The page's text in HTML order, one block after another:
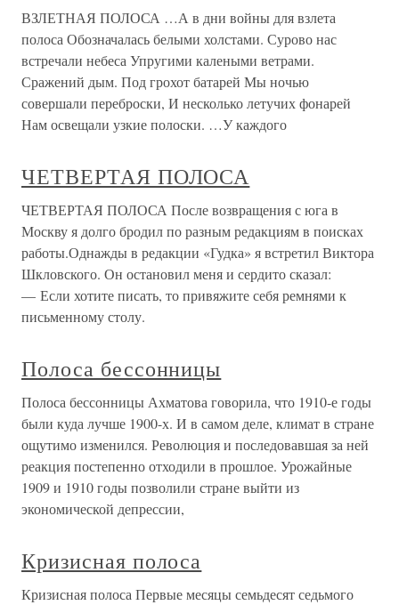
ВЗЛЕТНАЯ ПОЛОСА …А в дни войны для взлета
полоса Обозначалась белыми холстами. Сурово нас
встречали небеса Упругими калеными ветрами.
Сражений дым. Под грохот батарей Мы ночью
совершали переброски, И несколько летучих фонарей
Нам освещали узкие полоски. …У каждого
ЧЕТВЕРТАЯ ПОЛОСА
ЧЕТВЕРТАЯ ПОЛОСА После возвращения с юга в
Москву я долго бродил по разным редакциям в поисках
работы.Однажды в редакции «Гудка» я встретил Виктора
Шкловского. Он остановил меня и сердито сказал:
— Если хотите писать, то привяжите себя ремнями к
письменному столу.
Полоса бессонницы
Полоса бессонницы Ахматова говорила, что 1910-е годы
были куда лучше 1900-х. И в самом деле, климат в стране
ощутимо изменился. Революция и последовавшая за ней
реакция постепенно отходили в прошлое. Урожайные
1909 и 1910 годы позволили стране выйти из
экономической депрессии,
Кризисная полоса
Кризисная полоса Первые месяцы семьдесят седьмого